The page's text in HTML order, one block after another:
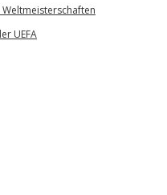
UEFA